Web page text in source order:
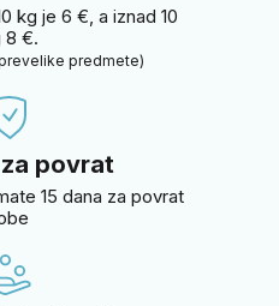
kg je 6 €, a iznad 10
8 €.
predmete)
povrat
15 dana za povrat